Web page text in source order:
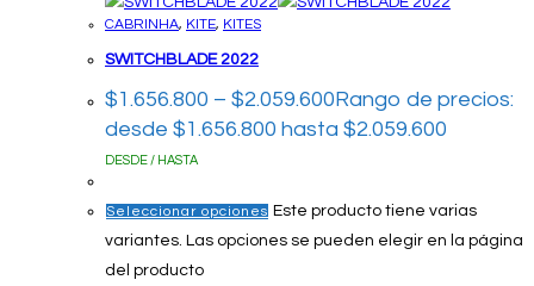
CABRINHA, KITE, KITES
SWITCHBLADE 2022
$1.656.800 – $2.059.600Rango de precios:
desde $1.656.800 hasta $2.059.600
DESDE / HASTA
Seleccionar opciones Este producto tiene varias
variantes. Las opciones se pueden elegir en la página
del producto